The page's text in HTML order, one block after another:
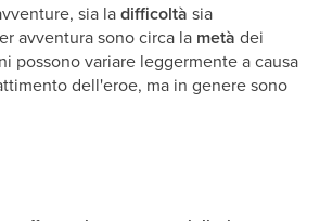
sia ladifficoltà sia
avventura sono circa la metà dei
possono variare leggermente a causa
dell'eroe, ma in genere sono